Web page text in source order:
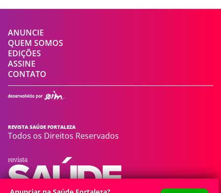
ANUNCIE
QUEM SOMOS
EDIÇÕES
ASSINE
CONTATO
REVISTA SAÚDE FORTALEZA
Todos os Direitos Reservados